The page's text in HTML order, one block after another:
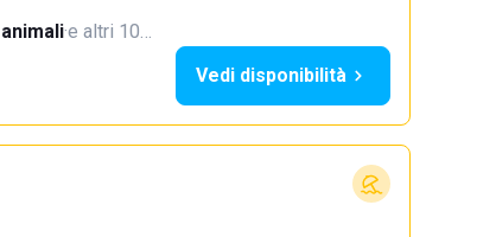
·e altri 10…
Vedi disponibilità